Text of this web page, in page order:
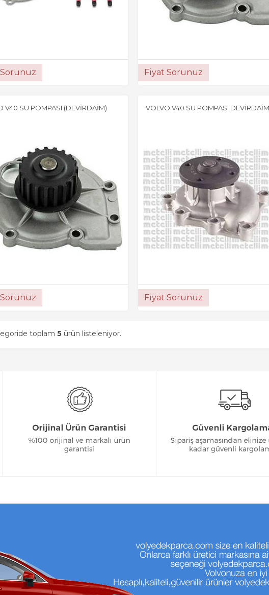
Fiyat Sorunuz
V40 SU POMPASI (DEVİRDAİM) VOLVO V40 SU POMPASI DEVİRDAİM
Fiyat Sorunuz
toplam 5 ürün listeleniyor.